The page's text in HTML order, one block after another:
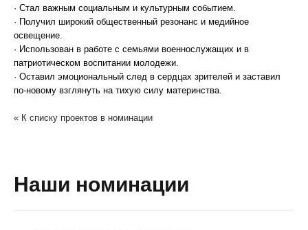
· Стал важным социальным и культурным событием.
· Получил широкий общественный резонанс и медийное
освещение.
· Использован в работе с семьями военнослужащих и в
патриотическом воспитании молодежи.
· Оставил эмоциональный след в сердцах зрителей и заставил
по-новому взглянуть на тихую силу материнства.
« К списку проектов в номинации
Наши номинации